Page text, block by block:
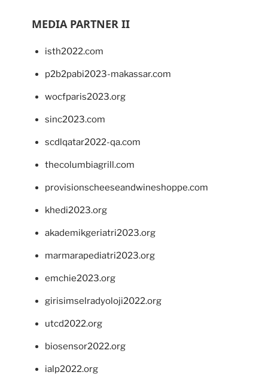
MEDIA PARTNER II
isth2022.com
p2b2pabi2023-makassar.com
wocfparis2023.org
sinc2023.com
scdlqatar2022-qa.com
thecolumbiagrill.com
provisionscheeseandwineshoppe.com
khedi2023.org
akademikgeriatri2023.org
marmarapediatri2023.org
emchie2023.org
girisimselradyoloji2022.org
utcd2022.org
biosensor2022.org
ialp2022.org